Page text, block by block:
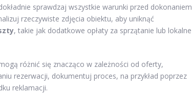
sprawdzaj wszystkie warunki przed dokonaniem
rzeczywiste zdjęcia obiektu, aby uniknąć
, takie jak dodatkowe opłaty za sprzątanie lub lokalne
różnić się znacząco w zależności od oferty,
rezerwacji, dokumentuj proces, na przykład poprzez
reklamacji.